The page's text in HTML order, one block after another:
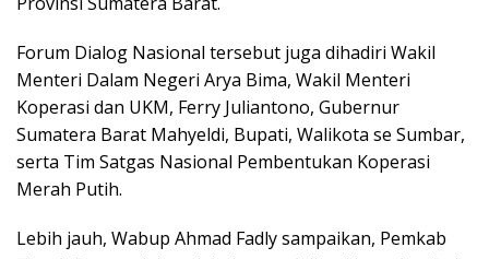
Forum Dialog Nasional tersebut juga dihadiri Wakil
Menteri Dalam Negeri Arya Bima, Wakil Menteri
Koperasi dan UKM, Ferry Juliantono, Gubernur
Sumatera Barat Mahyeldi, Bupati, Walikota se Sumbar,
serta Tim Satgas Nasional Pembentukan Koperasi
Merah Putih.
Lebih jauh, Wabup Ahmad Fadly sampaikan, Pemkab